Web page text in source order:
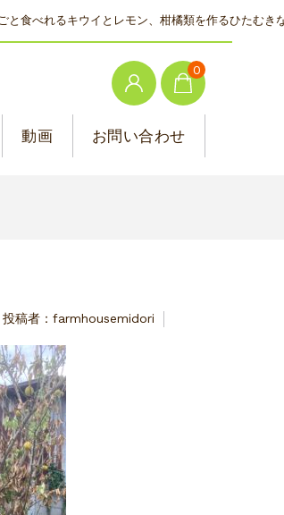
と食べれるキウイとレモン、柑橘類を作るひたむき
0
動画 お問い合わせ
投稿者：farmhousemidori